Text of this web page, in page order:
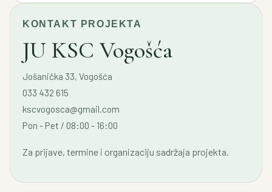
KONTAKT PROJEKTA
JU KSC Vogošća
Jošanička 33, Vogošća
033 432 615
kscvogosca@gmail.com
Pon - Pet / 08:00 - 16:00
Za prijave, termine i organizaciju sadržaja projekta.